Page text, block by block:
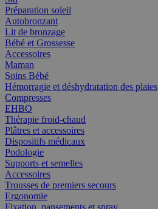
Préparation soleil
Autobronzant
Lit de bronzage
Bébé et Grossesse
Accessoires
Maman
Soins Bébé
Hémorragie et déshydratation des plaies
Compresses
EHBO
Thérapie froid-chaud
Plâtres et accessoires
Dispositifs médicaux
Podologie
Supports et semelles
Accessoires
Trousses de premiers secours
Ergonomie